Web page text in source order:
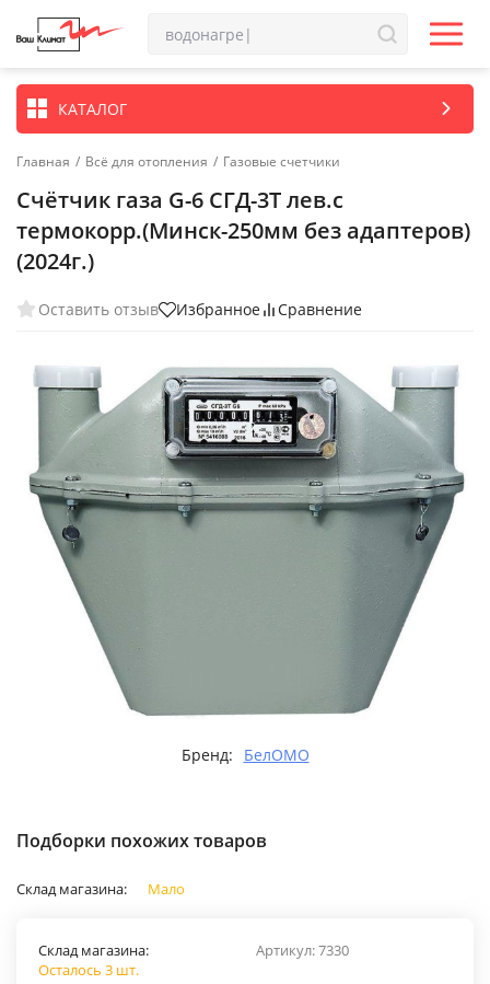
КАТАЛОГ
Главная / Всё для отопления / Газовые счетчики
Счётчик газа G-6 СГД-3Т лев.с
термокорр.(Минск-250мм без адаптеров)
(2024г.)
Оставить отзыв Избранное Сравнение
Бренд: БелОМО
Подборки похожих товаров
Склад магазина: Мало
Артикул:7330
Склад магазина:
Осталось 3 шт.